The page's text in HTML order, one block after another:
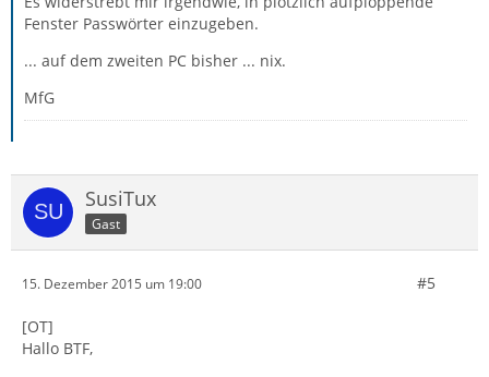
Fenster Passwörter einzugeben.
... auf dem zweiten PC bisher ... nix.
MfG
SusiTux
Gast
15. Dezember 2015 um 19:00 #5
[OT]
Hallo BTF,